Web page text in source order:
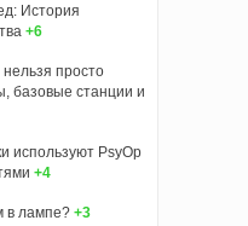
История
+6
просто
базовые станции и
используют PsyOp
+4
в лампе? +3